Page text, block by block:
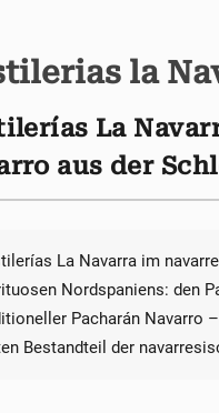
la
La
aus der
La Navarra im
Nordspaniens: den
Pacharán Navarro
Bestandteil der